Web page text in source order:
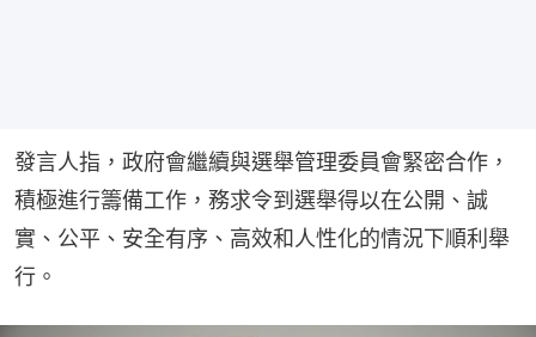
發言人指，政府會繼續與選舉管理委員會緊密合作，
積極進行籌備工作，務求令到選舉得以在公開、誠
實、公平、安全有序、高效和人性化的情況下順利舉
行。